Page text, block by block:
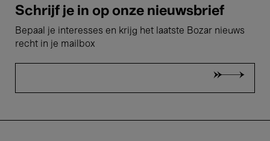
Schrijf je in op onze nieuwsbrief
Bepaal je interesses en krijg het laatste Bozar nieuws
recht in je mailbox